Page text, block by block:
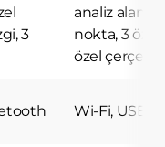
3
analiz alanı
nokta, 3 özel
özel çerçeve)
Wi-Fi, USB,
sağlarlar.